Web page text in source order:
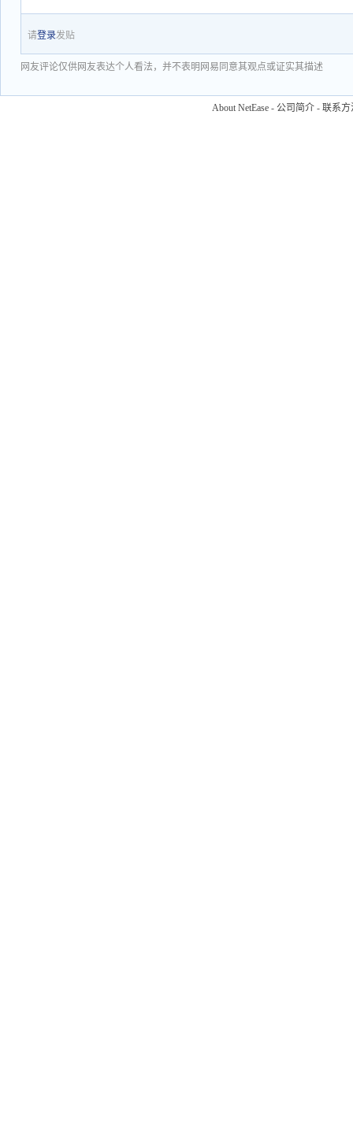
请登录发贴
网友评论仅供网友表达个人看法，并不表明网易同意其观点或证实其描述
About NetEase - 公司简介 - 联系方